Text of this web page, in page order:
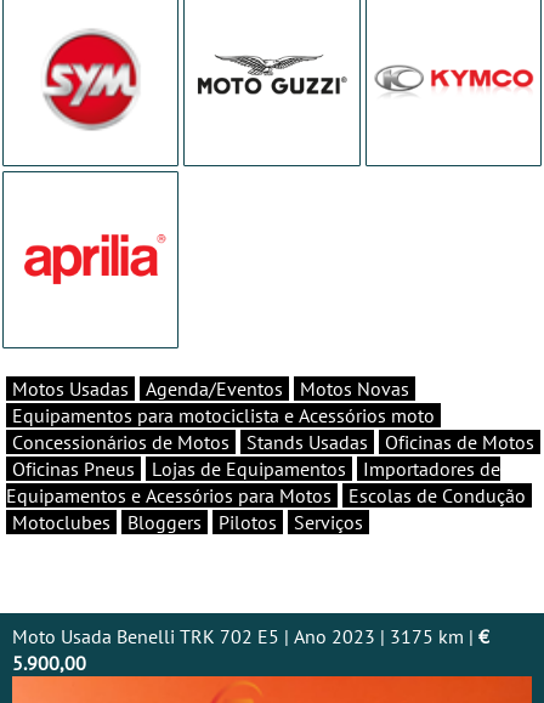
Motos Usadas Agenda/Eventos
Motos Novas
Equipamentos para motociclista e Acessórios moto
Concessionários de Motos
Stands Usadas
Oficinas de Motos
Oficinas Pneus
Lojas de Equipamentos
Importadores de
Equipamentos e Acessórios para Motos
Escolas de Condução
Motoclubes
Bloggers Pilotos Serviços
Moto Usada Benelli TRK 702 E5 | Ano 2023 | 3175 km | €
5.900,00